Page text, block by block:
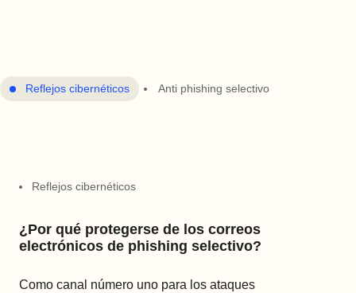
Reflejos cibernéticos Anti phishing selectivo
Reflejos cibernéticos
¿Por qué protegerse de los correos
electrónicos de phishing selectivo?
Como canal número uno para los ataques